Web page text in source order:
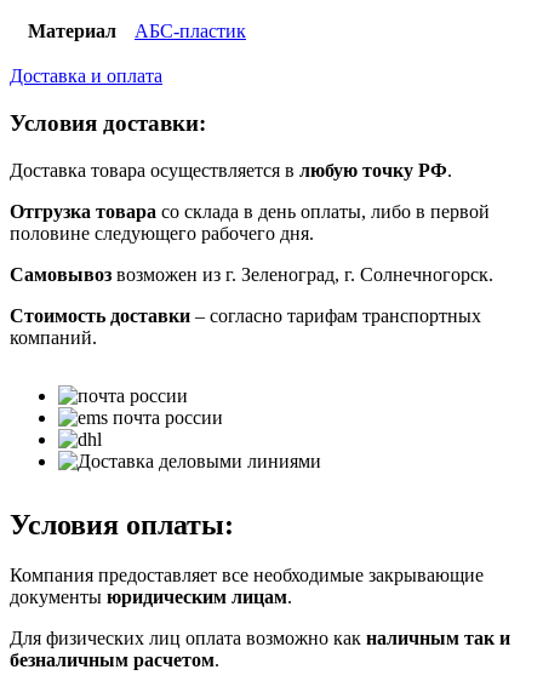
Материал АБС-пластик
Доставка и оплата
Условия доставки:
Доставка товара осуществляется в любую точку РФ.
Отгрузка товара со склада в день оплаты, либо в первой
половине следующего рабочего дня.
Самовывоз возможен из г. Зеленоград, г. Солнечногорск.
Стоимость доставки – согласно тарифам транспортных
компаний.
Условия оплаты:
Компания предоставляет все необходимые закрывающие
документы юридическим лицам.
Для физических лиц оплата возможно как наличным так и
безналичным расчетом.